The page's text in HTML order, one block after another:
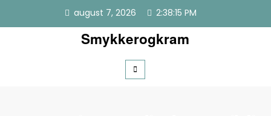
indhold
august 7, 2026 2:38:15 PM
Smykkerogkram